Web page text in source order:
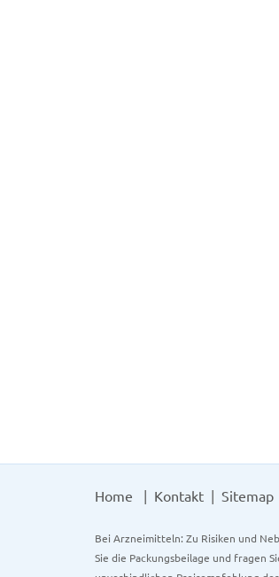
Home Kontakt Sitemap
Bei Arzneimitteln: Zu Risiken und
Sie die Packungsbeilage und fragen